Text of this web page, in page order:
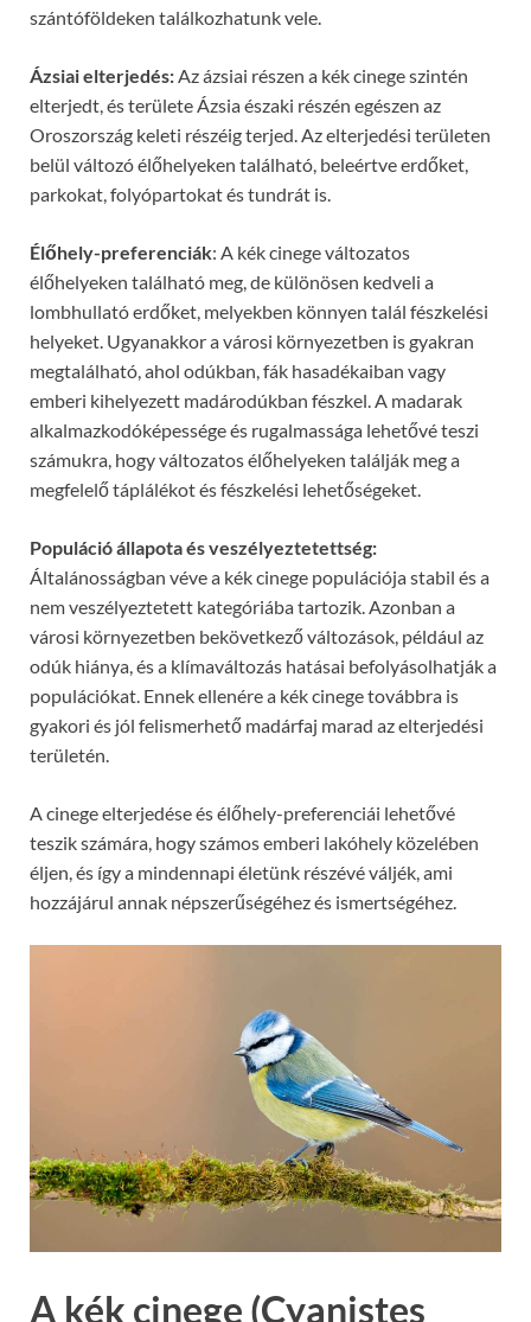
szántóföldeken találkozhatunk vele.
Ázsiai elterjedés: Az ázsiai részen a kék cinege szintén
elterjedt, és területe Ázsia északi részén egészen az
Oroszország keleti részéig terjed. Az elterjedési területen
belül változó élőhelyeken található, beleértve erdőket,
parkokat, folyópartokat és tundrát is.
Élőhely-preferenciák: A kék cinege változatos
élőhelyeken található meg, de különösen kedveli a
lombhullató erdőket, melyekben könnyen talál fészkelési
helyeket. Ugyanakkor a városi környezetben is gyakran
megtalálható, ahol odúkban, fák hasadékaiban vagy
emberi kihelyezett madárodúkban fészkel. A madarak
alkalmazkodóképessége és rugalmassága lehetővé teszi
számukra, hogy változatos élőhelyeken találják meg a
megfelelő táplálékot és fészkelési lehetőségeket.
Populáció állapota és veszélyeztetettség:
Általánosságban véve a kék cinege populációja stabil és a
nem veszélyeztetett kategóriába tartozik. Azonban a
városi környezetben bekövetkező változások, például az
odúk hiánya, és a klímaváltozás hatásai befolyásolhatják a
populációkat. Ennek ellenére a kék cinege továbbra is
gyakori és jól felismerhető madárfaj marad az elterjedési
területén.
A cinege elterjedése és élőhely-preferenciái lehetővé
teszik számára, hogy számos emberi lakóhely közelében
éljen, és így a mindennapi életünk részévé váljék, ami
hozzájárul annak népszerűségéhez és ismertségéhez.
A kék cinege (Cyanistes